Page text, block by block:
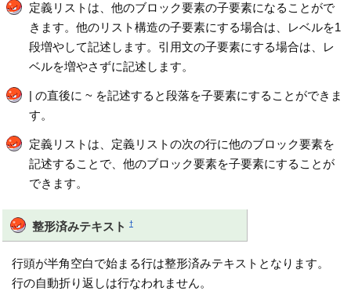
定義リストは、他のブロック要素の子要素になることがで
きます。他のリスト構造の子要素にする場合は、レベルを1
段増やして記述します。引用文の子要素にする場合は、レ
ベルを増やさずに記述します。
| の直後に ~ を記述すると段落を子要素にすることができま
す。
定義リストは、定義リストの次の行に他のブロック要素を
記述することで、他のブロック要素を子要素にすることが
できます。
整形済みテキスト †
行頭が半角空白で始まる行は整形済みテキストとなります。
行の自動折り返しは行なわれません。